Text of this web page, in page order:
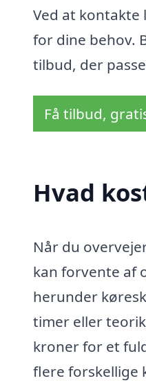
Ved at kontakte
for dine behov.
tilbud, der
Få tilbud,
Hvad
Når du
kan forvente af
herunder
timer eller
kroner for et
flere forskellige